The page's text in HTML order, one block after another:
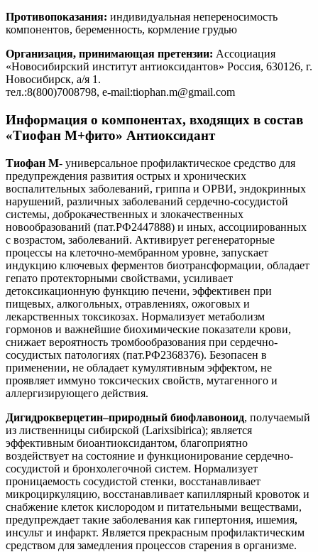
Противопоказания: индивидуальная непереносимость
компонентов, беременность, кормление грудью
Организация, принимающая претензии: Ассоциация
«Новосибирский институт антиоксидантов» Россия, 630126, г.
Новосибирск, а/я 1.
тел.:8(800)7008798, e-mail:tiophan.m@gmail.com
Информация о компонентах, входящих в состав
«Тиофан М+фито» Антиоксидант
Тиофан М- универсальное профилактическое средство для
предупреждения развития острых и хронических
воспалительных заболеваний, гриппа и ОРВИ, эндокринных
нарушений, различных заболеваний сердечно-сосудистой
системы, доброкачественных и злокачественных
новообразований (пат.РФ2447888) и иных, ассоциированных
с возрастом, заболеваний. Активирует регенераторные
процессы на клеточно-мембранном уровне, запускает
индукцию ключевых ферментов биотрансформации, обладает
гепато протекторными свойствами, усиливает
детоксикационную функцию печени, эффективен при
пищевых, алкогольных, отравлениях, ожоговых и
лекарственных токсикозах. Нормализует метаболизм
гормонов и важнейшие биохимические показатели крови,
снижает вероятность тромбообразования при сердечно-
сосудистых патологиях (пат.РФ2368376). Безопасен в
применении, не обладает кумулятивным эффектом, не
проявляет иммуно токсических свойств, мутагенного и
аллергизирующего действия.
Дигидрокверцетин–природный биофлавоноид, получаемый
из лиственницы сибирской (Larixsibirica); является
эффективным биоантиоксидантом, благоприятно
воздействует на состояние и функционирование сердечно-
сосудистой и бронхолегочной систем. Нормализует
проницаемость сосудистой стенки, восстанавливает
микроциркуляцию, восстанавливает капиллярный кровоток и
снабжение клеток кислородом и питательными веществами,
предупреждает такие заболевания как гипертония, ишемия,
инсульт и инфаркт. Является прекрасным профилактическим
средством для замедления процессов старения в организме.